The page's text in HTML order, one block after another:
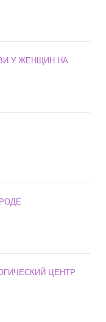
У ЖЕНЩИН НА
ЦЕНТР